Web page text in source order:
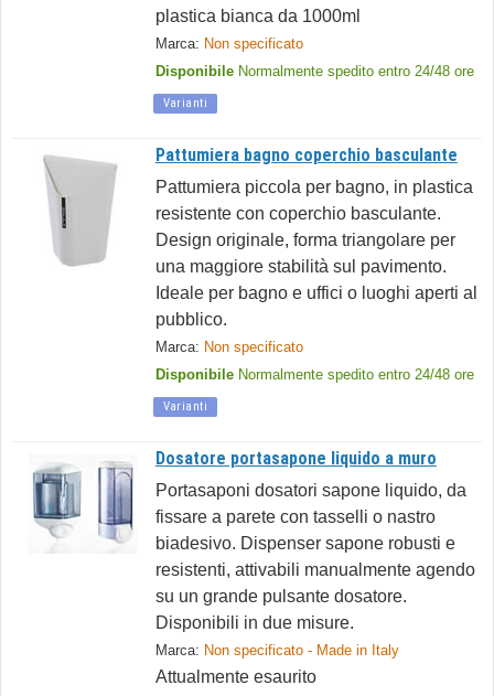
plastica bianca da 1000ml
Marca: Non specificato
Disponibile Normalmente spedito entro 24/48 ore
Varianti
Pattumiera bagno coperchio basculante
Pattumiera piccola per bagno, in plastica
resistente con coperchio basculante.
Design originale, forma triangolare per
una maggiore stabilità sul pavimento.
Ideale per bagno e uffici o luoghi aperti al
pubblico.
Marca: Non specificato
Disponibile Normalmente spedito entro 24/48 ore
Varianti
Dosatore portasapone liquido a muro
Portasaponi dosatori sapone liquido, da
fissare a parete con tasselli o nastro
biadesivo. Dispenser sapone robusti e
resistenti, attivabili manualmente agendo
su un grande pulsante dosatore.
Disponibili in due misure.
Marca: Non specificato - Made in Italy
Attualmente esaurito